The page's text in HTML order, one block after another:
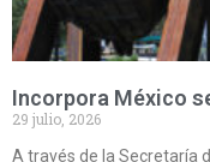
Incorpora México
29 julio, 2026
A través de la Secretaría